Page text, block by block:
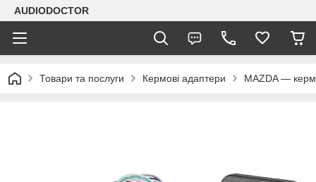
AUDIODOCTOR
Товари та послуги Кермові адаптери MAZDA —